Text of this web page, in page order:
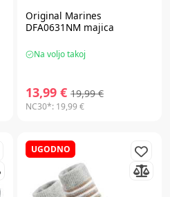
Original Marines
DFA0631NM majica
Na voljo takoj
13,99 € 19,99 €
NC30*: 19,99 €
UGODNO